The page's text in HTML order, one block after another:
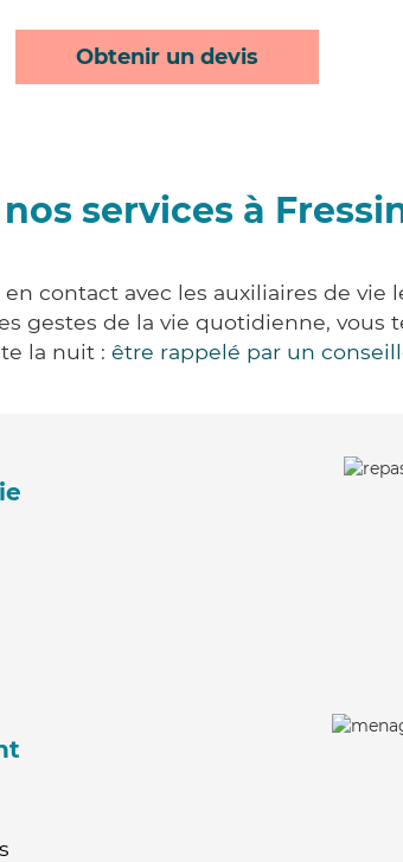
Obtenir un devis
services à
contact avec les auxiliaires de vie
gestes de la vie quotidienne,
la nuit : être rappelé par un